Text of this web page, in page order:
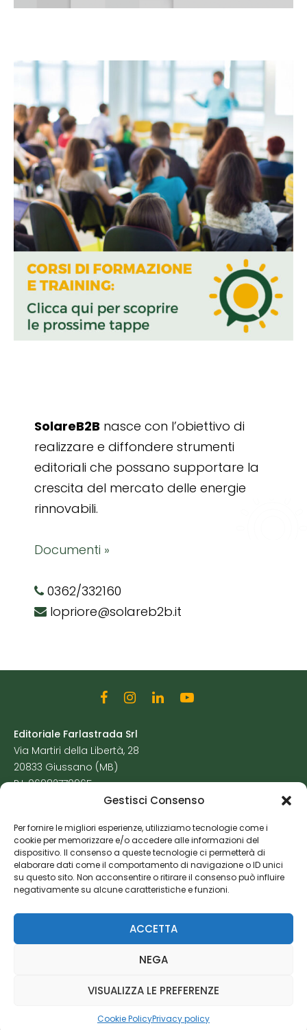
Gestisci Consenso
Per fornire le migliori esperienze, utilizziamo tecnologie come i
cookie per memorizzare e/o accedere alle informazioni del
dispositivo. Il consenso a queste tecnologie ci permetterà di
elaborare dati come il comportamento di navigazione o ID unici
su questo sito. Non acconsentire o ritirare il consenso può influire
negativamente su alcune caratteristiche e funzioni.
ACCETTA
NEGA
VISUALIZZA LE PREFERENZE
Cookie PolicyPrivacy policy
SolareB2B nasce con l’obiettivo di
realizzare e diffondere strumenti
editoriali che possano supportare la
crescita del mercato delle energie
rinnovabili.
Documenti »
0362/332160
lopriore@solareb2b.it
Editoriale Farlastrada Srl
Via Martiri della Libertà, 28
20833 Giussano (MB)
P.I. 06982770965
Cookie Policy
Risorse Aggiuntive